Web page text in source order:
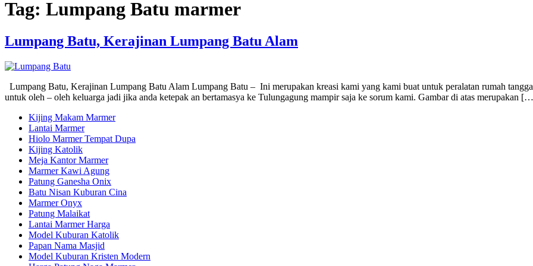
Tag: Lumpang Batu marmer
Lumpang Batu, Kerajinan Lumpang Batu Alam
Lumpang Batu, Kerajinan Lumpang Batu Alam Lumpang Batu – Ini merupakan kreasi kami yang kami buat untuk peralatan rumah
untuk oleh – oleh keluarga jadi jika anda ketepak an bertamasya ke Tulungagung mampir saja ke sorum kami. Gambar di atas merupakan
Kijing Makam Marmer
Lantai Marmer
Hiolo Marmer Tempat Dupa
Kijing Katolik
Meja Kantor Marmer
Marmer Kawi Agung
Patung Ganesha Onix
Batu Nisan Kuburan Cina
Marmer Onyx
Patung Malaikat
Lantai Marmer Harga
Model Kuburan Katolik
Papan Nama Masjid
Model Kuburan Kristen Modern